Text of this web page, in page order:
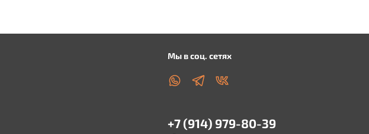
Мы в соц. сетях
+7 (914) 979-80-39